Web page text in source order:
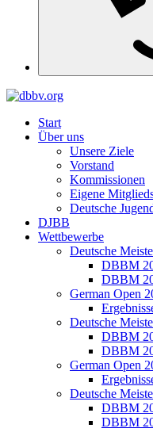
Start
Über uns
Unsere Ziele
Vorstand
Kommissionen
Eigene
Deutsche
DJBB
Wettbewerbe
Deutsche
DBBM
DBBM
German Open
Deutsche
DBBM
DBBM
German Open
Deutsche
DBBM
DBBM